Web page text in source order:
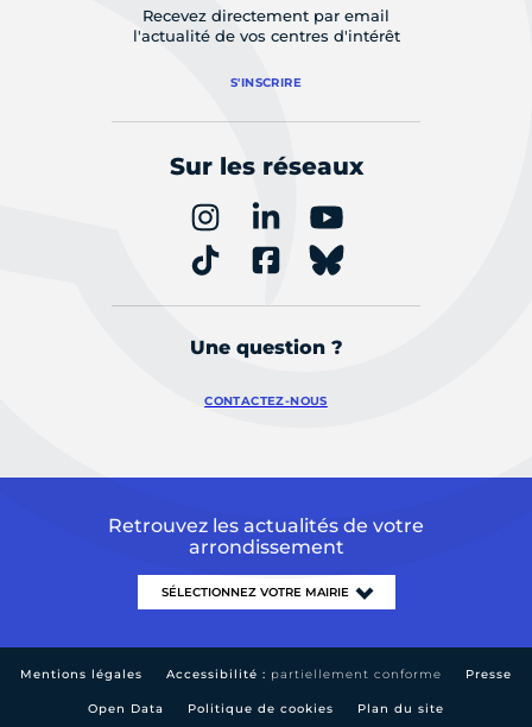
Recevez directement par email
l'actualité de vos centres d'intérêt
S'INSCRIRE
Sur les réseaux
Une question ?
CONTACTEZ-NOUS
Retrouvez les actualités de votre
arrondissement
Mentions légales Accessibilité : partiellement conforme Presse
Open Data Politique de cookies Plan du site